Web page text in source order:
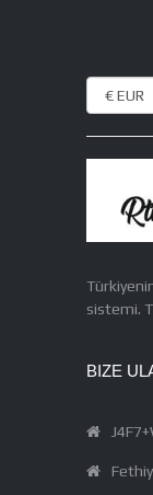
sistemi.
BIZE